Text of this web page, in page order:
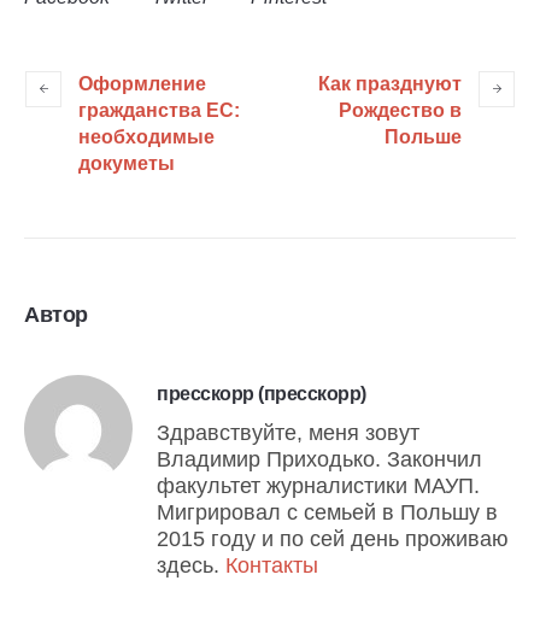
Оформление
гражданства ЕС:
необходимые
докуметы
Как празднуют
Рождество в
Польше
Автор
пресскорр (пресскорр)
Здравствуйте, меня зовут
Владимир Приходько. Закончил
факультет журналистики МАУП.
Мигрировал с семьей в Польшу в
2015 году и по сей день проживаю
здесь. Контакты